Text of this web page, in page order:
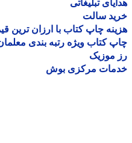
تبلیغاتی
سالت
چاپ کتاب با ارزان ترین قیمت
کتاب ویژه رتبه بندی معلمان
موزیک
مرکزی بوش